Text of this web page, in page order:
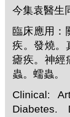
今集袁醫生
臨床應用：
疾。發燒。
瘧疾。神經
蟲。蠕蟲。
Clinical:
Diabetes.